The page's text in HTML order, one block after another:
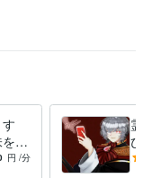
持
円 /分
霊感
びお
たイ